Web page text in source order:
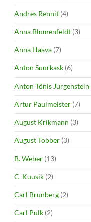
Andres Rennit (4)
Anna Blumenfeldt (3)
Anna Haava (7)
Anton Suurkask (6)
Anton Tõnis Jürgenstein
Artur Paulmeister (7)
August Krikmann (3)
August Tobber (3)
B. Weber (13)
C. Kuusik (2)
Carl Brunberg (2)
Carl Pulk (2)